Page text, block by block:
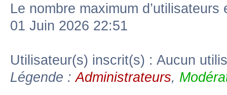
Le nombre maximum
01 Juin 2026 22:51
Utilisateur(s) inscrit(s) : Aucun
Légende :Administrateurs,